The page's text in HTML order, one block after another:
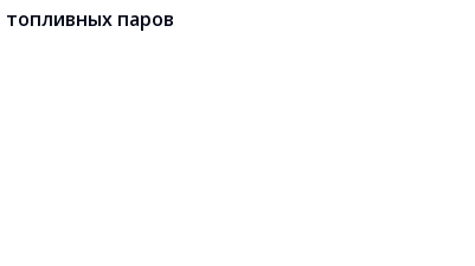
топливных паров